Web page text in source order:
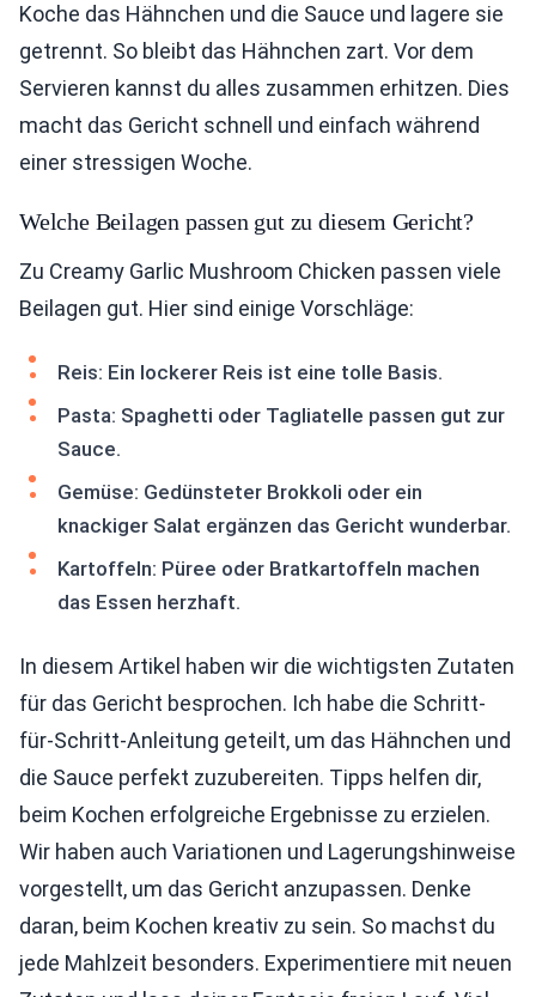
Koche das Hähnchen und die Sauce und lagere sie
getrennt. So bleibt das Hähnchen zart. Vor dem
Servieren kannst du alles zusammen erhitzen. Dies
macht das Gericht schnell und einfach während
einer stressigen Woche.
Welche Beilagen passen gut zu diesem Gericht?
Zu Creamy Garlic Mushroom Chicken passen viele
Beilagen gut. Hier sind einige Vorschläge:
Reis: Ein lockerer Reis ist eine tolle Basis.
Pasta: Spaghetti oder Tagliatelle passen gut zur
Sauce.
Gemüse: Gedünsteter Brokkoli oder ein
knackiger Salat ergänzen das Gericht wunderbar.
Kartoffeln: Püree oder Bratkartoffeln machen
das Essen herzhaft.
In diesem Artikel haben wir die wichtigsten Zutaten
für das Gericht besprochen. Ich habe die Schritt-
für-Schritt-Anleitung geteilt, um das Hähnchen und
die Sauce perfekt zuzubereiten. Tipps helfen dir,
beim Kochen erfolgreiche Ergebnisse zu erzielen.
Wir haben auch Variationen und Lagerungshinweise
vorgestellt, um das Gericht anzupassen. Denke
daran, beim Kochen kreativ zu sein. So machst du
jede Mahlzeit besonders. Experimentiere mit neuen